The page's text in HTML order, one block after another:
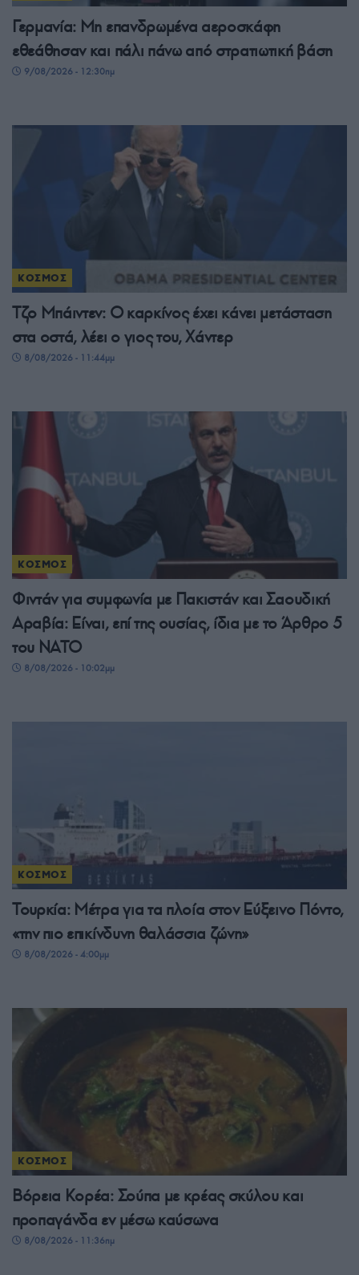
Γερμανία: Μη επανδρωμένα αεροσκάφη
εθεάθησαν και πάλι πάνω από στρατιωτική βάση
9/08/2026 - 12:30πμ
ΚΟΣΜΟΣ
Τζο Μπάιντεν: Ο καρκίνος έχει κάνει μετάσταση
στα οστά, λέει ο γιος του, Χάντερ
8/08/2026 - 11:44μμ
ΚΟΣΜΟΣ
Φιντάν για συμφωνία με Πακιστάν και Σαουδική
Αραβία: Είναι, επί της ουσίας, ίδια με το Άρθρο 5
του ΝΑΤΟ
8/08/2026 - 10:02μμ
ΚΟΣΜΟΣ
Τουρκία: Μέτρα για τα πλοία στον Εύξεινο Πόντο,
«την πιο επικίνδυνη θαλάσσια ζώνη»
8/08/2026 - 4:00μμ
ΚΟΣΜΟΣ
Βόρεια Κορέα: Σούπα με κρέας σκύλου και
προπαγάνδα εν μέσω καύσωνα
8/08/2026 - 11:36πμ